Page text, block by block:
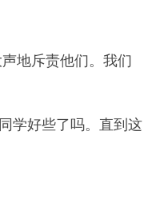
地斥责他们。我们
学好些了吗。直到这